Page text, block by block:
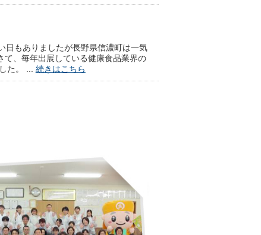
日もありましたが長野県信濃町は一気
て、毎年出展している健康食品業界の
た。 ... 続きはこちら
野法人会の青年部健康経営委員会例
、全国大会に向けて会員の皆さんに
ことで最優 ...続きはこちら